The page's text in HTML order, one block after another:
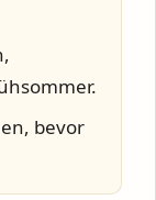
bevor